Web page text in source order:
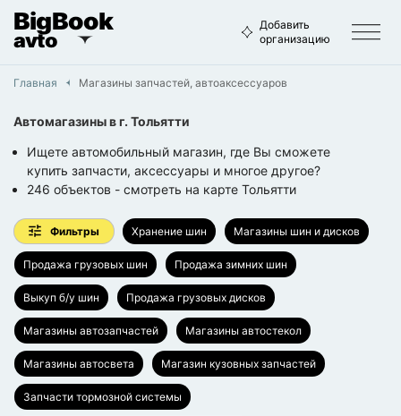
BigBook
avto
Добавить
организацию
Главная Магазины запчастей, автоаксессуаров
Автомагазиныв г. Тольятти
Ищете автомобильный магазин, где Вы сможете
купить запчасти, аксессуары и многое другое?
246 объектов - смотреть на карте Тольятти
Фильтры Хранение шин Магазины шин и дисков
Продажа грузовых шин Продажа зимних шин
Выкуп б/у шин Продажа грузовых дисков
Магазины автозапчастей Магазины автостекол
Магазины автосвета Магазин кузовных запчастей
Запчасти тормозной системы